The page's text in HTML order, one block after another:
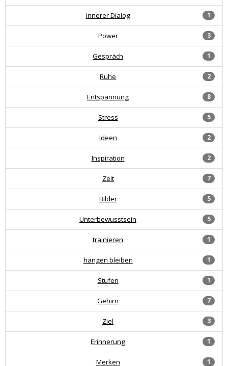
1
innerer Dialog
3
Power
1
Gespräch
2
Ruhe
8
Entspannung
5
Stress
2
Ideen
2
Inspiration
7
Zeit
5
Bilder
5
Unterbewusstsein
1
trainieren
1
hängen bleiben
1
Stufen
7
Gehirn
3
Ziel
1
Erinnerung
1
Merken